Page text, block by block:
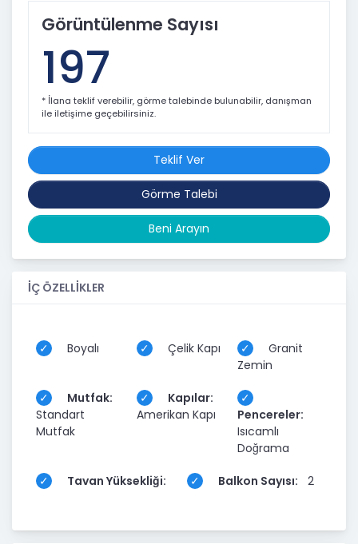
Görüntülenme Sayısı
197
* İlana teklif verebilir, görme talebinde bulunabilir, danışman
ile iletişime geçebilirsiniz.
Teklif Ver
Görme Talebi
Beni Arayın
İÇ ÖZELLİKLER
Boyalı Çelik Kapı
Granit
Zemin
Mutfak:
Standart
Mutfak
Kapılar:
Amerikan Kapı
Pencereler:
Isıcamlı
Doğrama
Tavan Yüksekliği: Balkon Sayısı: 2